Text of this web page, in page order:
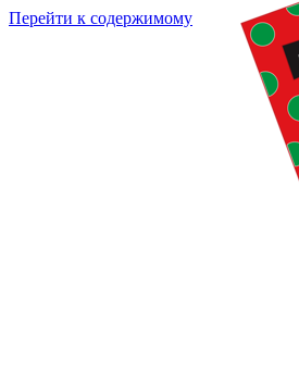
Перейти к содержимому